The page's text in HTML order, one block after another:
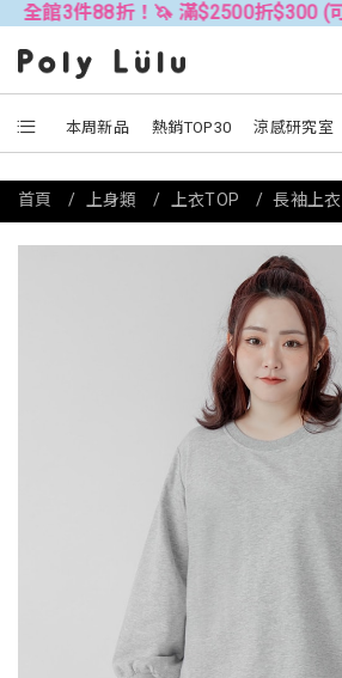
88折！🦄 滿$2500折$300 (可累折）
本周新品 熱銷TOP30 涼感研究室
首頁 上身類 上衣TOP 長袖上衣